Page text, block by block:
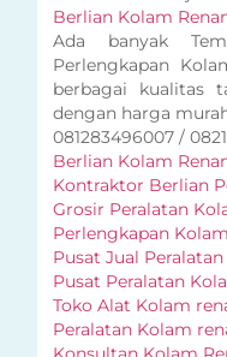
Berlian Kolam
Ada banyak
Perlengkapan
berbagai kualitas
dengan harga
081283496007 /
Berlian Kolam
Kontraktor Berlian
Grosir Peralatan
Perlengkapan
Pusat Jual
Pusat Peralatan
Toko Alat Kolam
Peralatan Kolam